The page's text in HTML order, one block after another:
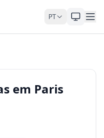
PT
em Paris